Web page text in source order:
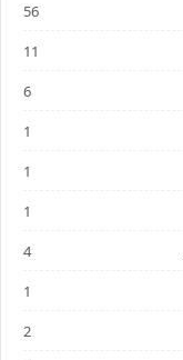
56
11
6
1
1
1
4
1
2